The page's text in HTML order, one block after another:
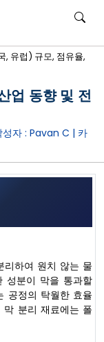
력 • 식품 및 음료
• 사례 연구
, 유럽) 규모, 점유율,
업 동향 및 전
성자 : Pavan C | 카
리하여 원치 않는 물
성분이 막을 통과할
공정의 탁월한 효율
막 분리 재료에는 폴